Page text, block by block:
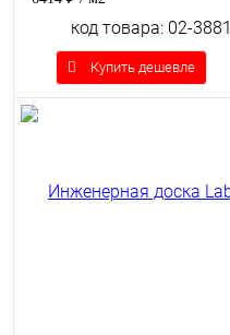
код товара: 02-3881
Купить дешевле